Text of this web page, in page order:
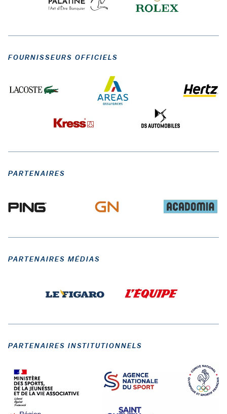
FOURNISSEURS OFFICIELS
PARTENAIRES
PARTENAIRES MÉDIAS
PARTENAIRES INSTITUTIONNELS